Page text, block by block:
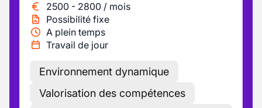
2500 - 2800 / mois
Possibilité fixe
A plein temps
Travail de jour
Environnement dynamique
Valorisation des compétences